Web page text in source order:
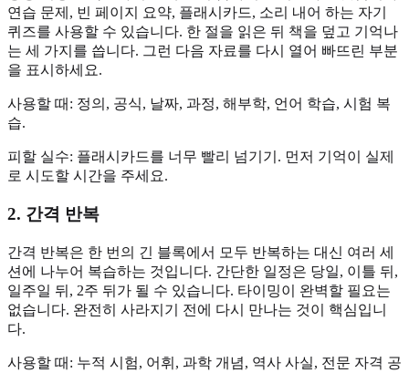
연습 문제, 빈 페이지 요약, 플래시카드, 소리 내어 하는 자기
퀴즈를 사용할 수 있습니다. 한 절을 읽은 뒤 책을 덮고 기억나
는 세 가지를 씁니다. 그런 다음 자료를 다시 열어 빠뜨린 부분
을 표시하세요.
사용할 때: 정의, 공식, 날짜, 과정, 해부학, 언어 학습, 시험 복
습.
피할 실수: 플래시카드를 너무 빨리 넘기기. 먼저 기억이 실제
로 시도할 시간을 주세요.
2. 간격 반복
간격 반복은 한 번의 긴 블록에서 모두 반복하는 대신 여러 세
션에 나누어 복습하는 것입니다. 간단한 일정은 당일, 이틀 뒤,
일주일 뒤, 2주 뒤가 될 수 있습니다. 타이밍이 완벽할 필요는
없습니다. 완전히 사라지기 전에 다시 만나는 것이 핵심입니
다.
사용할 때: 누적 시험, 어휘, 과학 개념, 역사 사실, 전문 자격 공